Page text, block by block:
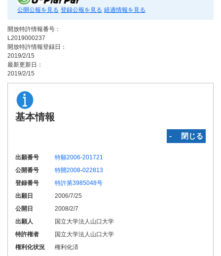
公開公報を見る 登録公報を見る 経過情報を見る
開放特許情報番号：
L2019000237
開放特許情報登録日：
2019/2/15
最新更新日：
2019/2/15
基本情報
‐ 閉じる
出願番号
特願2006-201721
公開番号
特開2008-022813
登録番号
特許第3985048号
出願日
2006/7/25
公開日
2008/2/7
出願人
国立大学法人山口大学
特許権者
国立大学法人山口大学
権利化状況
権利化済